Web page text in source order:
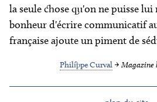
la seule chose qu'on ne puisse
bonheur d'écrire communicatif
française ajoute un piment de
Philippe Curval → Magazine